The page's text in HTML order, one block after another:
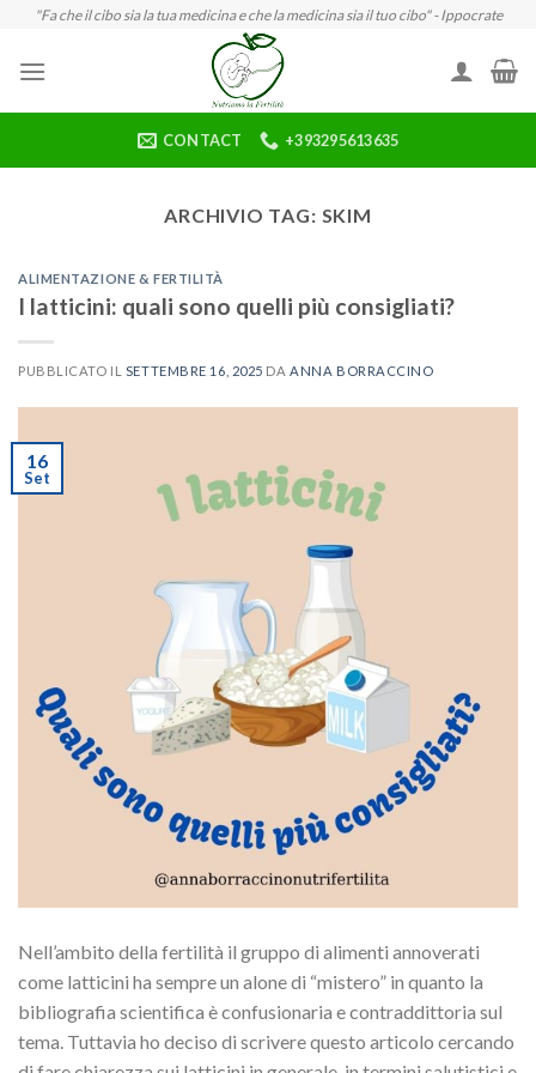
content
"Fa che il cibo sia la tua medicina e che la medicina sia il tuo cibo" - Ippocrate
CONTACT +393295613635
ARCHIVIO TAG: SKIM
ALIMENTAZIONE & FERTILITÀ
I latticini: quali sono quelli più consigliati?
PUBBLICATO IL SETTEMBRE 16, 2025 DA ANNA BORRACCINO
16
Set
Nell’ambito della fertilità il gruppo di alimenti annoverati
come latticini ha sempre un alone di “mistero” in quanto la
bibliografia scientifica è confusionaria e contraddittoria sul
tema. Tuttavia ho deciso di scrivere questo articolo cercando